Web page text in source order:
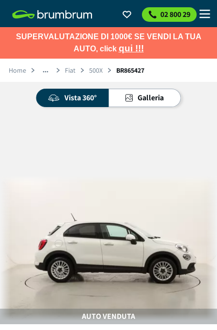
02 800 29
SUPERVALUTAZIONE DI 1000€ SE VENDI LA TUA
AUTO, click qui !!!
Home Fiat 500X BR865427
Vista 360° Galleria
AUTO VENDUTA